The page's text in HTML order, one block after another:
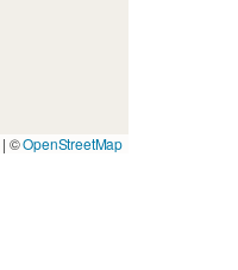
| ©OpenStreetMap